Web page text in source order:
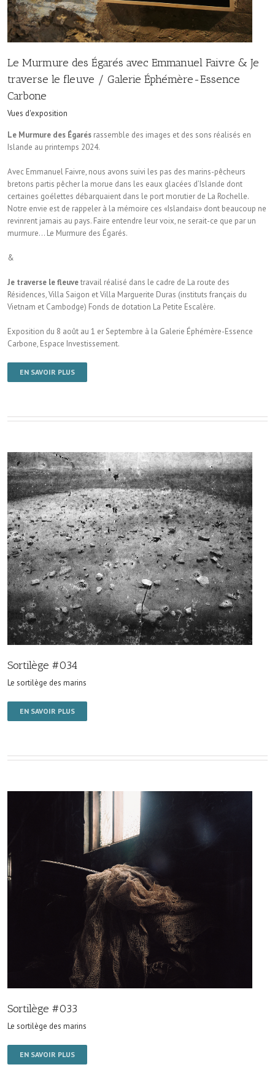
Le Murmure des Égarés avec Emmanuel Faivre & Je
traverse le fleuve / Galerie Éphémère-Essence
Carbone
Vues d'exposition
Le Murmure des Égarés rassemble des images et des sons réalisés en
Islande au printemps 2024.
Avec Emmanuel Faivre, nous avons suivi les pas des marins-pêcheurs
bretons partis pêcher la morue dans les eaux glacées d’Islande dont
certaines goélettes débarquaient dans le port morutier de La Rochelle.
Notre envie est de rappeler à la mémoire ces «Islandais» dont beaucoup ne
revinrent jamais au pays. Faire entendre leur voix, ne serait-ce que par un
murmure… Le Murmure des Égarés.
&
Je traverse le fleuvetravail réalisé dans le cadre de La route des
Résidences, Villa Saigon et Villa Marguerite Duras (instituts français du
Vietnam et Cambodge) Fonds de dotation La Petite Escalère.
Exposition du 8 août au 1 er Septembre à la Galerie Éphémère-Essence
Carbone, Espace Investissement.
EN SAVOIR PLUS
Sortilège #034
Le sortilège des marins
EN SAVOIR PLUS
Sortilège #033
Le sortilège des marins
EN SAVOIR PLUS